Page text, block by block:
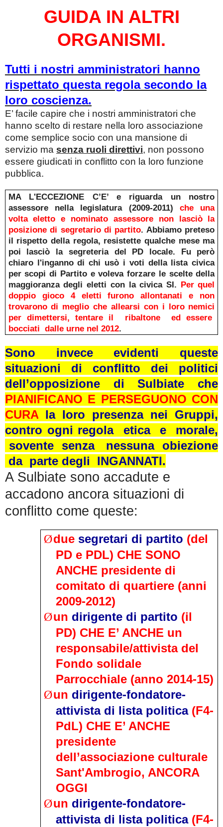
GUIDA IN ALTRI
ORGANISMI.
Tutti i nostri amministratori hanno
rispettato questa regola secondo la
loro coscienza.
E’ facile capire che i nostri amministratori che
hanno scelto di restare nella loro associazione
come semplice socio con una mansione di
servizio ma senza ruoli direttivi, non possono
essere giudicati in conflitto con la loro funzione
pubblica.
MA L'ECCEZIONE C’E’ e riguarda un nostro
assessore nella legislatura (2009-2011)che una
volta eletto e nominato assessore non lasciò la
posizione di segretario di partito. Abbiamo preteso
il rispetto della regola, resistette qualche mese ma
poi lasciò la segreteria del PD locale. Fu però
chiaro l'inganno di chi usò i voti della lista civica
per scopi di Partito e voleva forzare le scelte della
maggioranza degli eletti con la civica SI. Per quel
doppio gioco 4 eletti furono allontanati e non
trovarono di meglio che allearsi con i loro nemici
per dimettersi, tentare il ribaltone ed essere
bocciati dalle urne nel 2012.
Sono invece evidenti queste
situazioni di conflitto dei politici
dell’opposizione di Sulbiate che
PIANIFICANO E PERSEGUONO CON
CURA la loro presenza nei Gruppi,
contro ogni regola etica e morale,
sovente senza nessuna obiezione
da parte degli INGANNATI.
A Sulbiate sono accadute e
accadono ancora situazioni di
conflitto come queste:
Ødue segretari di partito (del
PD e PDL) CHE SONO
ANCHE presidente di
comitato di quartiere (anni
2009-2012)
Øun dirigente di partito (il
PD) CHE E’ ANCHE un
responsabile/attivista del
Fondo solidale
Parrocchiale (anno 2014-15)
Øun dirigente-fondatore-
attivista di lista politica(F4-
PdL) CHE E’ ANCHE
presidente
dell’associazione culturale
Sant'Ambrogio, ANCORA
OGGI
Øun dirigente-fondatore-
attivista di lista politica(F4-